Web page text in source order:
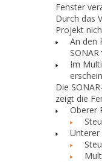
Fenster
Durch das
Projekt
An den
Im
Die
zeigt die
Oberer
Unterer